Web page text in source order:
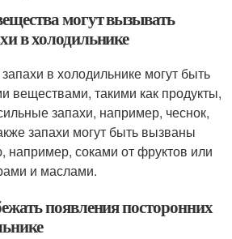
могут вызывать
в холодильнике
в холодильнике могут быть
веществами, такими как продукты,
запахи, например, чеснок,
запахи могут быть вызваны
например, соками от фруктов или
и маслами.
появления посторонних